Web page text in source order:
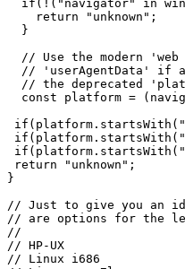
/**
* Retrieve the host
* best-effort way w/
export function
if(!("navigator" in
    return "unknown";
  }
// Use the modern 'web
// 'userAgentData' if
// the deprecated
const platform =
return "unknown";
}